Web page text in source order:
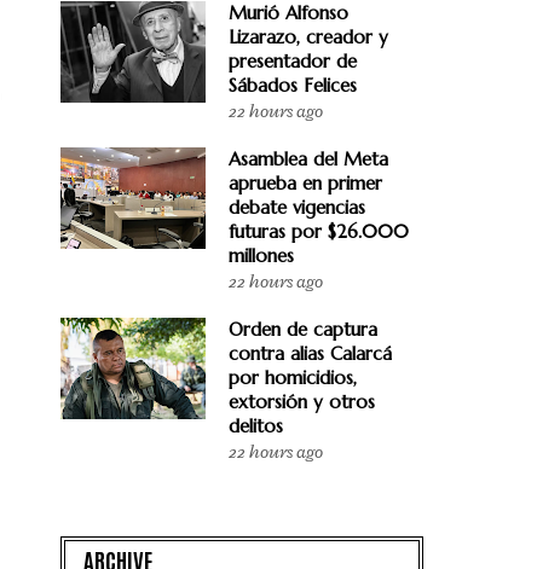
Murió Alfonso
Lizarazo, creador y
presentador de
Sábados Felices
22 hours ago
Asamblea del Meta
aprueba en primer
debate vigencias
futuras por $26.000
millones
22 hours ago
Orden de captura
contra alias Calarcá
por homicidios,
extorsión y otros
delitos
22 hours ago
ARCHIVE